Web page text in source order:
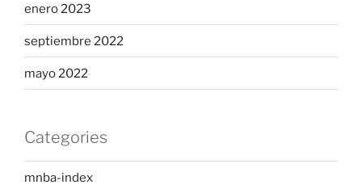
enero 2023
septiembre 2022
mayo 2022
Categories
mnba-index